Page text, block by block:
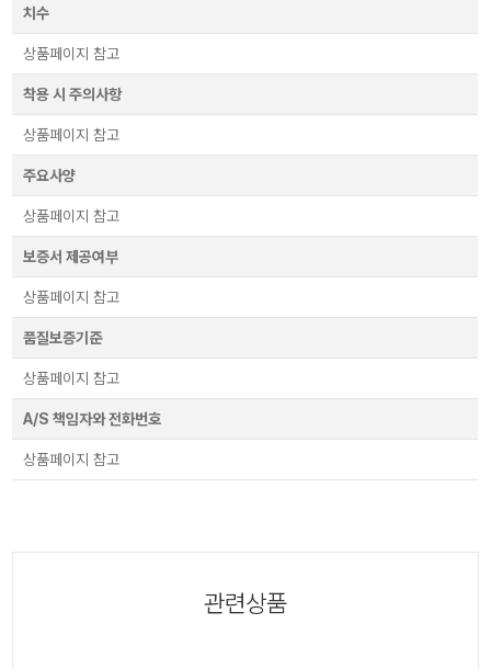
치수
상품페이지 참고
착용 시 주의사항
상품페이지 참고
주요사양
상품페이지 참고
보증서 제공여부
상품페이지 참고
품질보증기준
상품페이지 참고
A/S 책임자와 전화번호
상품페이지 참고
관련상품